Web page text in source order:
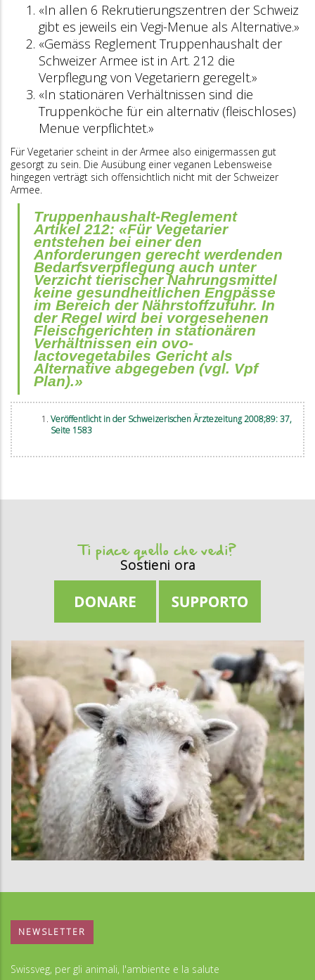
«In allen 6 Rekrutierungszentren der Schweiz
gibt es jeweils ein Vegi-Menue als Alternative.»
«Gemäss Reglement Truppenhaushalt der
Schweizer Armee ist in Art. 212 die
Verpflegung von Vegetariern geregelt.»
«In stationären Verhältnissen sind die
Truppenköche für ein alternativ (fleischloses)
Menue verpflichtet.»
Für Vegetarier scheint in der Armee also einigermassen gut
gesorgt zu sein. Die Ausübung einer veganen Lebensweise
hingegen verträgt sich offensichtlich nicht mit der Schweizer
Armee.
Truppenhaushalt-Reglement
Artikel 212: «Für Vegetarier
entstehen bei einer den
Anforderungen gerecht werdenden
Bedarfsverpflegung auch unter
Verzicht tierischer Nahrungsmittel
keine gesundheitlichen Engpässe
im Bereich der Nährstoffzufuhr. In
der Regel wird bei vorgesehenen
Fleischgerichten in stationären
Verhältnissen ein ovo-
lactovegetabiles Gericht als
Alternative abgegeben (vgl. Vpf
Plan).»
Veröffentlicht in der Schweizerischen Ärztezeitung 2008;89: 37,
Seite 1583
Ti piace quello che vedi?
Sostieni ora
NEWSLETTER
Swissveg, per gli animali, l'ambiente e la salute